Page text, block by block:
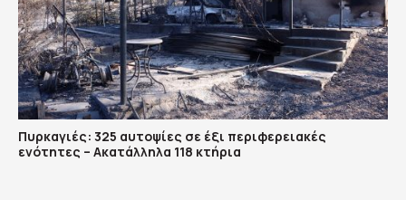
Πυρκαγιές: 325 αυτοψίες σε έξι περιφερειακές
ενότητες – Ακατάλληλα 118 κτήρια